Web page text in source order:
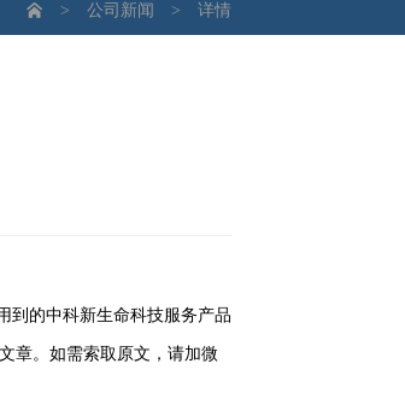
> 公司新闻 > 详情
到的中科新生命科技服务产品
章。如需索取原文，请加微